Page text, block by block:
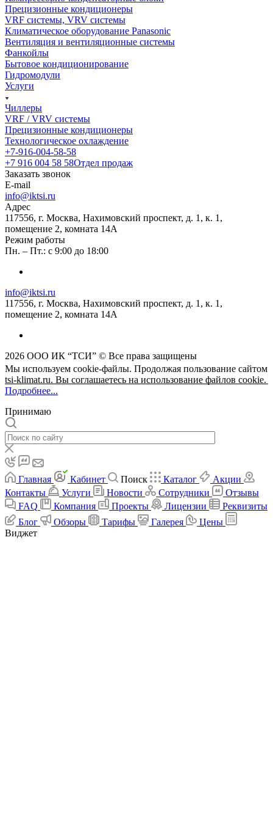
Прецизионные кондиционеры
VRF системы, VRV системы
Климатическое оборудование Panasonic
Вентиляция и вентиляционные системы
Фанкойлы
Бытовое кондиционирование
Гидромодули
Услуги
Чиллеры
VRF / VRV системы
Прецизионные кондиционеры
Технологическое охлаждение
+7-916-004-58-58
+7 916 004 58 58Отдел продаж
Заказать звонок
E-mail
info@iktsi.ru
Адрес
117556, г. Москва, Нахимовский проспект, д. 1, к. 1,
помещение 2, комната 14А
Режим работы
Пн. – Пт.: с 9:00 до 18:00
info@iktsi.ru
117556, г. Москва, Нахимовский проспект, д. 1, к. 1,
помещение 2, комната 14А
2026 ООО ИК “ТСИ” © Все права защищены
Мы используем cookie-файлы. Продолжая пользование сайтом
tsi-klimat.ru. Вы соглашаетесь на использование файлов cookie.
Подробнее...
Принимаю
Главная Кабинет Поиск Каталог
Акции
Контакты
Услуги Новости Сотрудники
Отзывы
FAQ
Компания Проекты Лицензии
Реквизиты
Блог
Обзоры Тарифы Галерея
Цены
Виджет